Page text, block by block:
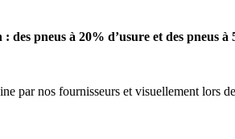
des pneus à 20% d’usure et des pneus à
par nos fournisseurs et visuellement